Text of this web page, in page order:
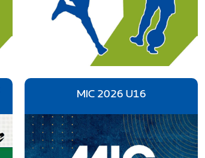
MIC 2026 U16